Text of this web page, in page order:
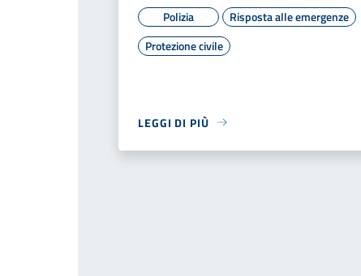
Polizia
Risposta alle emergenze
Protezione civile
LEGGI DI PIÙ